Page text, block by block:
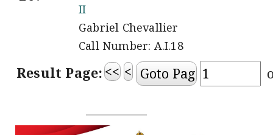
II
Gabriel Chevallier
Call Number: A.I.18
Result Page:<< <